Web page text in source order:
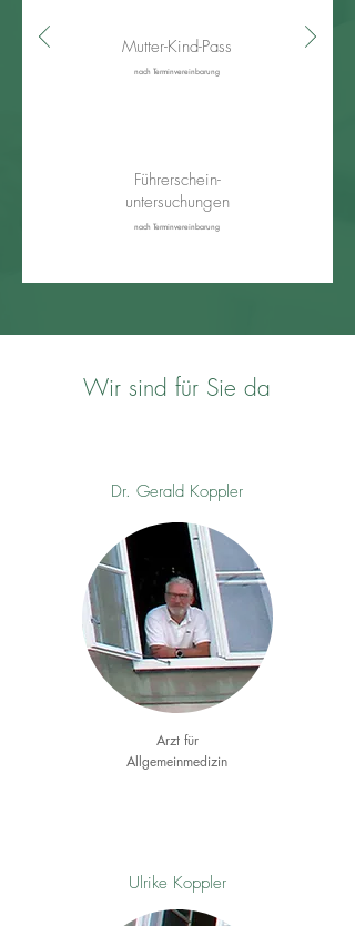
Mutter-Kind-Pass
nach Terminvereinbarung
Führerschein-
untersuchungen
nach Terminvereinbarung
Wir sind für Sie da
Dr. Gerald Koppler
Arzt für
Allgemeinmedizin
Ulrike Koppler